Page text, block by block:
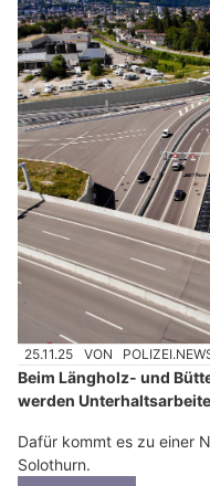
25.11.25 VON
Beim Längholz- und
werden
Dafür kommt es zu einer
Solothurn.